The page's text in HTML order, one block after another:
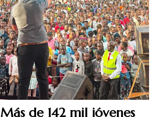
Más de 142 mil jóvenes